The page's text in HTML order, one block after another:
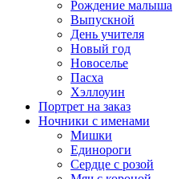
Рождение малыша
Выпускной
День учителя
Новый год
Новоселье
Пасха
Хэллоуин
Портрет на заказ
Ночники с именами
Мишки
Единороги
Сердце с розой